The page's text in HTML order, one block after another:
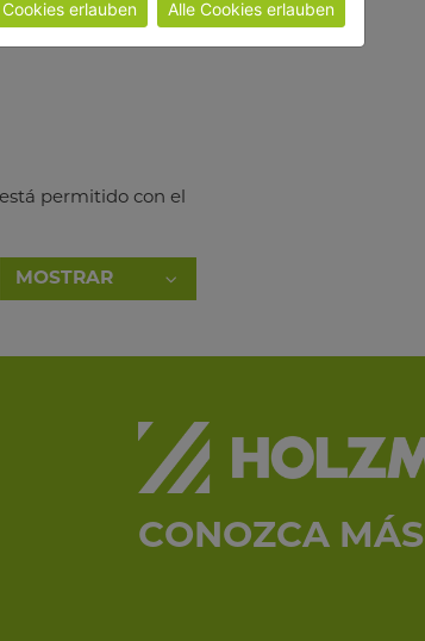
permitido con el
MOSTRAR
CONOZCA MÁS
erlauben Alle Cookies erlauben